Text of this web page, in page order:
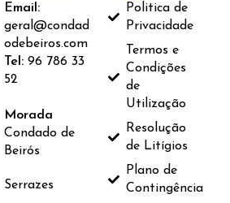
Email:
geral@condad
odebeiros.com
Tel: 96 786 33
52
Morada
Condado de
Beirós
Serrazes
Politica de
Privacidade
Termos e
Condições
de
Utilização
Resolução
de Litígios
Plano de
Contingência